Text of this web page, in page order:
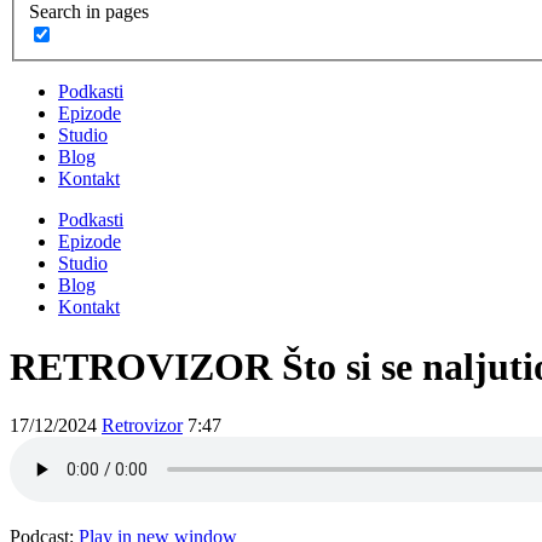
Search in pages
Podkasti
Epizode
Studio
Blog
Kontakt
Podkasti
Epizode
Studio
Blog
Kontakt
RETROVIZOR Što si se
17/12/2024 Retrovizor 7:47
Podcast: Play in new window